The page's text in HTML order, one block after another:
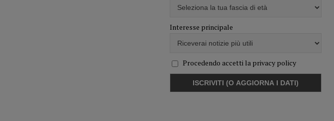
Interesse principale
Procedendo accetti la privacy policy